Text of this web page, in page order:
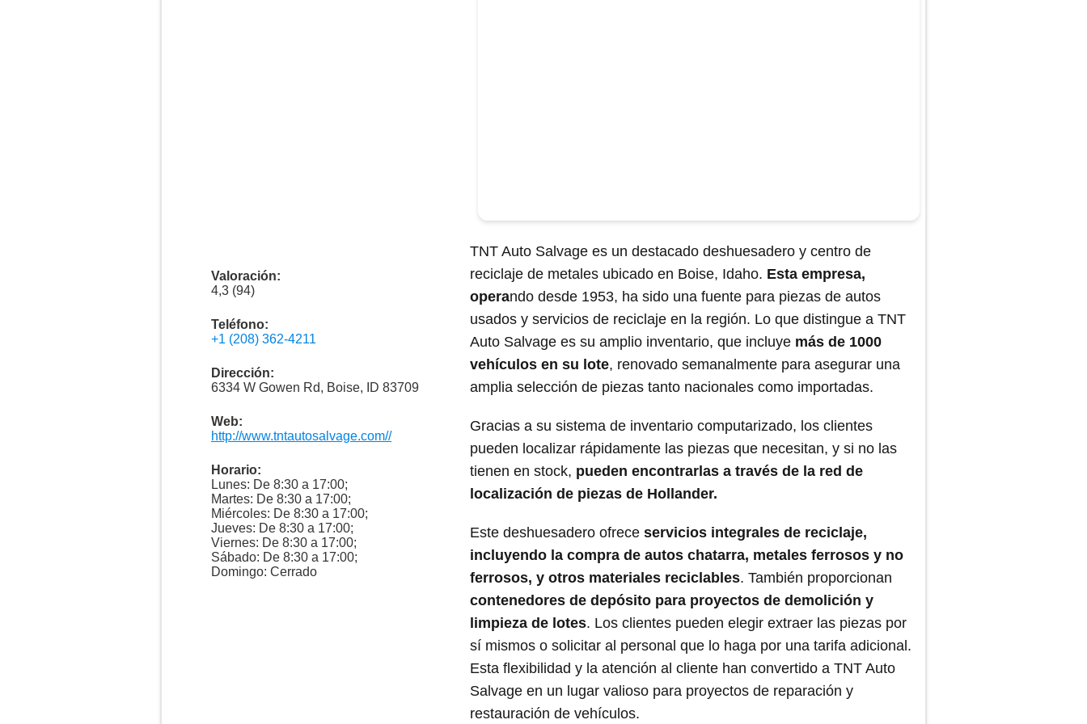
Valoración:
4,3 (94)
Teléfono:
+1 (208) 362-4211
Dirección:
6334 W Gowen Rd, Boise, ID 83709
Web:
http://www.tntautosalvage.com//
Horario:
Lunes: De 8:30 a 17:00;
Martes: De 8:30 a 17:00;
Miércoles: De 8:30 a 17:00;
Jueves: De 8:30 a 17:00;
Viernes: De 8:30 a 17:00;
Sábado: De 8:30 a 17:00;
Domingo: Cerrado
TNT Auto Salvage es un destacado deshuesadero y centro de
reciclaje de metales ubicado en Boise, Idaho. Esta empresa,
operando desde 1953, ha sido una fuente para piezas de autos
usados y servicios de reciclaje en la región. Lo que distingue a TNT
Auto Salvage es su amplio inventario, que incluye más de 1000
vehículos en su lote, renovado semanalmente para asegurar una
amplia selección de piezas tanto nacionales como importadas.
Gracias a su sistema de inventario computarizado, los clientes
pueden localizar rápidamente las piezas que necesitan, y si no las
tienen en stock, pueden encontrarlas a través de la red de
localización de piezas de Hollander.
Este deshuesadero ofrece servicios integrales de reciclaje,
incluyendo la compra de autos chatarra, metales ferrosos y no
ferrosos, y otros materiales reciclables. También proporcionan
contenedores de depósito para proyectos de demolición y
limpieza de lotes. Los clientes pueden elegir extraer las piezas por
sí mismos o solicitar al personal que lo haga por una tarifa adicional.
Esta flexibilidad y la atención al cliente han convertido a TNT Auto
Salvage en un lugar valioso para proyectos de reparación y
restauración de vehículos.